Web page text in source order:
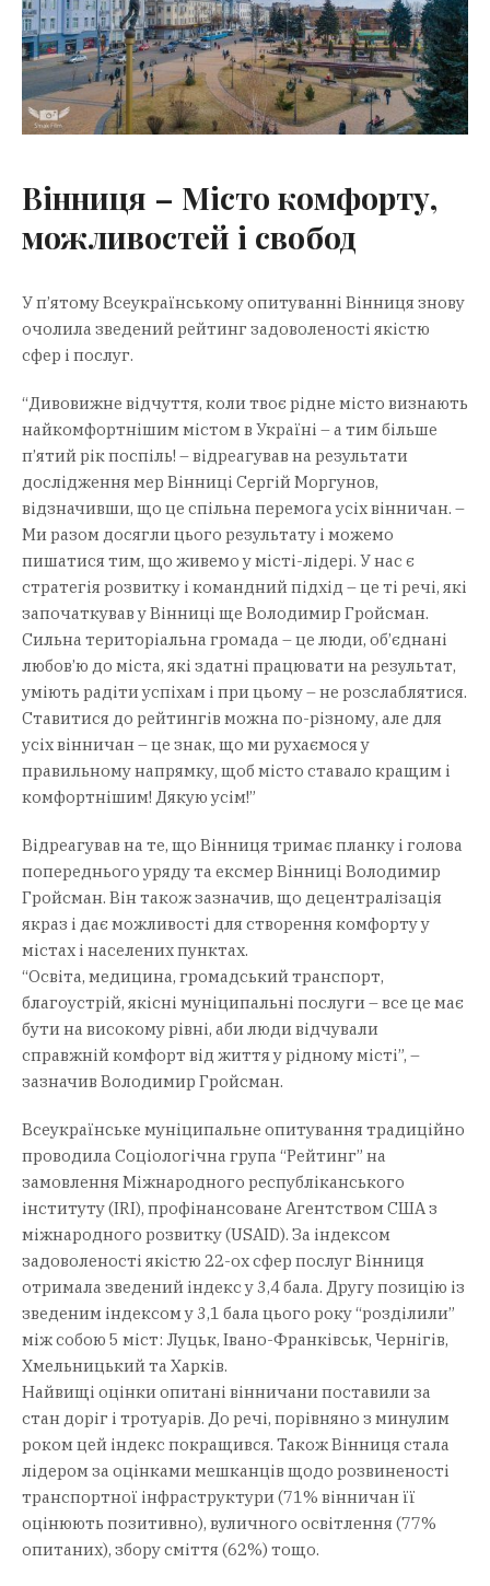
Вінниця – Місто комфорту,
можливостей і свобод
У п’ятому Всеукраїнському опитуванні Вінниця знову
очолила зведений рейтинг задоволеності якістю
сфер і послуг.
“Дивовижне відчуття, коли твоє рідне місто визнають
найкомфортнішим містом в Україні – а тим більше
п’ятий рік поспіль! – відреагував на результати
дослідження мер Вінниці Сергій Моргунов,
відзначивши, що це спільна перемога усіх вінничан. –
Ми разом досягли цього результату і можемо
пишатися тим, що живемо у місті-лідері. У нас є
стратегія розвитку і командний підхід – це ті речі, які
започаткував у Вінниці ще Володимир Гройсман.
Сильна територіальна громада – це люди, об’єднані
любов’ю до міста, які здатні працювати на результат,
уміють радіти успіхам і при цьому – не розслаблятися.
Ставитися до рейтингів можна по-різному, але для
усіх вінничан – це знак, що ми рухаємося у
правильному напрямку, щоб місто ставало кращим і
комфортнішим! Дякую усім!”
Відреагував на те, що Вінниця тримає планку і голова
попереднього уряду та ексмер Вінниці Володимир
Гройсман. Він також зазначив, що децентралізація
якраз і дає можливості для створення комфорту у
містах і населених пунктах.
“Освіта, медицина, громадський транспорт,
благоустрій, якісні муніципальні послуги – все це має
бути на високому рівні, аби люди відчували
справжній комфорт від життя у рідному місті”, –
зазначив Володимир Гройсман.
Всеукраїнське муніципальне опитування традиційно
проводила Соціологічна група “Рейтинг” на
замовлення Міжнародного республіканського
інституту (IRI), профінансоване Агентством США з
міжнародного розвитку (USAID). За індексом
задоволеності якістю 22-ох сфер послуг Вінниця
отримала зведений індекс у 3,4 бала. Другу позицію із
зведеним індексом у 3,1 бала цього року “розділили”
між собою 5 міст: Луцьк, Івано-Франківськ, Чернігів,
Хмельницький та Харків.
Найвищі оцінки опитані вінничани поставили за
стан доріг і тротуарів. До речі, порівняно з минулим
роком цей індекс покращився. Також Вінниця стала
лідером за оцінками мешканців щодо розвиненості
транспортної інфраструктури (71% вінничан її
оцінюють позитивно), вуличного освітлення (77%
опитаних), збору сміття (62%) тощо.